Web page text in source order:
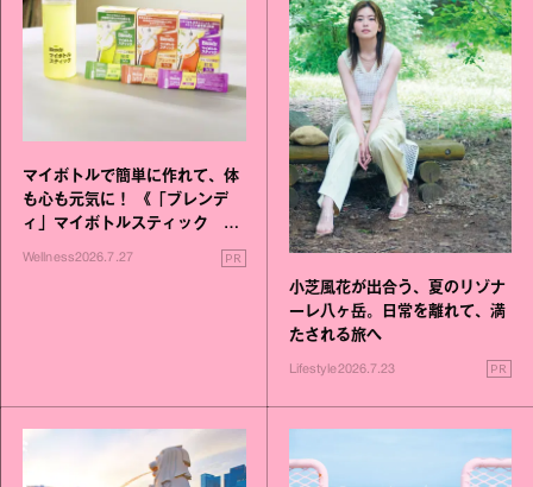
マイボトルで簡単に作れて、体
も心も元気に！ 《「ブレンデ
ィ」マイボトルスティック い
いこと毎日》シリーズが誕生
Wellness2026.7.27 PR
小芝風花が出合う、夏のリゾナ
ーレ八ヶ岳。日常を離れて、満
たされる旅へ
Lifestyle2026.7.23 PR